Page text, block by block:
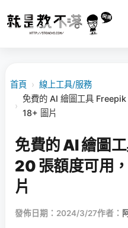
首頁 › 線上工具/服務
›
免費的 AI 繪圖工具
18+ 圖片
免費的 AI 繪圖
20 張額度可用
片
發佈日期：2024/3/27作者：